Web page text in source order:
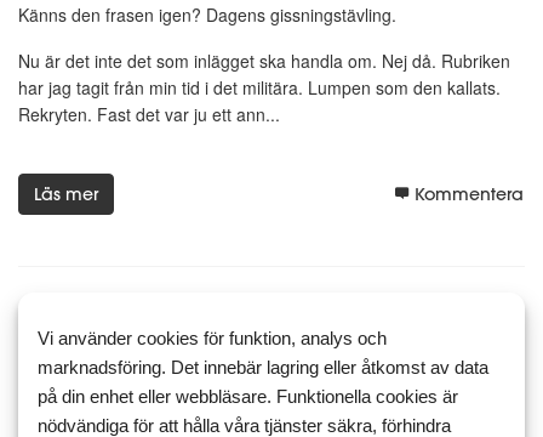
Känns den frasen igen? Dagens gissningstävling.
Nu är det inte det som inlägget ska handla om. Nej då. Rubriken
har jag tagit från min tid i det militära. Lumpen som den kallats.
Rekryten. Fast det var ju ett ann...
Läs mer Kommentera
20 november 2015 14:40 5
Fick en ide`
Hej i landet
Vi använder cookies för funktion, analys och
marknadsföring. Det innebär lagring eller åtkomst av data
på din enhet eller webbläsare. Funktionella cookies är
nödvändiga för att hålla våra tjänster säkra, förhindra